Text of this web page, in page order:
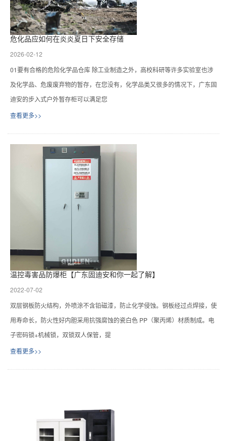
危化品应如何在炎炎夏日下安全存储
2026-02-12
01要有合格的危险化学品仓库 除工业制造之外，高校科研等许多实验室也涉
及化学品、危废废弃物的暂存，在您没有，化学品类又很多的情况下，广东固
迪安的步入式户外暂存柜可以满足您
查看更多>>
温控毒害品防爆柜【广东固迪安和你一起了解】
2022-07-02
双层钢板防火结构，外喷涂不含铅磁漆，防止化学侵蚀。钢板经过点焊接，使
用寿命长，防火性好内胆采用抗强腐蚀的瓷白色 PP（聚丙烯）材质制成。电
子密码锁+机械锁，双锁双人保管，提
查看更多>>